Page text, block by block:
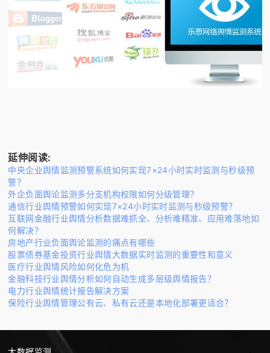
延伸阅读:
中央企业舆情监测预警系统如何实现7×24小时实时监测与秒级预
警？
外企负面舆论监测多分支机构权限如何分级管理？
通信行业舆情预警如何实现7×24小时实时监测与秒级预警？
互联网金融行业舆情分析数据难抓全、分析难精准、应用难落地如
何解决？
房地产行业负面舆论监测的痛点有哪些
股票债券基金投资行业舆情大数据实时监测的重要性和意义
医疗行业舆情风险如何化危为机
金融科技行业舆情分析如何自动生成多层级舆情报告？
电力行业舆情统计报告解决方案
保险行业舆情管理公有云、私有云还是本地化部署更适合？